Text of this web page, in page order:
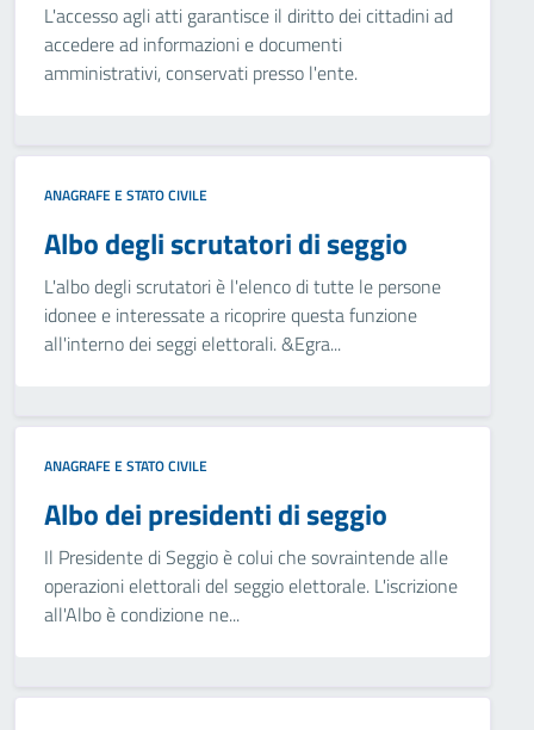
L'accesso agli atti garantisce il diritto dei cittadini ad
accedere ad informazioni e documenti
amministrativi, conservati presso l'ente.
ANAGRAFE E STATO CIVILE
Albo degli scrutatori di seggio
L'albo degli scrutatori è l'elenco di tutte le persone
idonee e interessate a ricoprire questa funzione
all'interno dei seggi elettorali. &Egra...
ANAGRAFE E STATO CIVILE
Albo dei presidenti di seggio
Il Presidente di Seggio è colui che sovraintende alle
operazioni elettorali del seggio elettorale. L'iscrizione
all'Albo è condizione ne...